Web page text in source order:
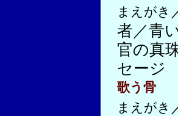
まえがき
者／青
官の真
セージ
歌う骨
まえがき